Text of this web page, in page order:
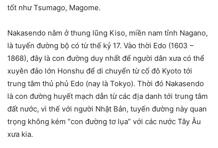
tốt như Tsumago, Magome.
Nakasendo nằm ở thung lũng Kiso, miền nam tỉnh Nagano,
là tuyến đường bộ có từ thế kỷ 17. Vào thời Edo (1603 –
1868), đây là con đường duy nhất để người dân xưa có thể
xuyên đảo lớn Honshu để di chuyển từ cố đô Kyoto tới
trung tâm thủ phủ Edo (nay là Tokyo). Thời đó Nakasendo
là con đường huyết mạch dẫn từ các địa danh tới trung tâm
đất nước, vì thế với người Nhật Bản, tuyến đường này quan
trọng không kém “con đường tơ lụa” với các nước Tây Âu
xưa kia.